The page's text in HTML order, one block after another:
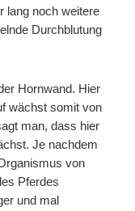
lang noch weitere
Durchblutung
Hornwand. Hier
wächst somit von
man, dass hier
Je nachdem
von
Pferdes
und mal